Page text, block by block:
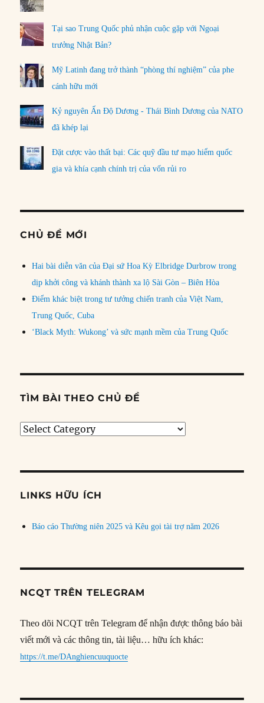
Tại sao Trung Quốc phủ nhận cuộc gặp với Ngoại
trưởng Nhật Bản?
Mỹ Latinh đang trở thành “phòng thí nghiệm” của phe
cánh hữu mới
Kỷ nguyên Ấn Độ Dương - Thái Bình Dương của NATO
đã khép lại
Đặt cược vào thất bại: Các quỹ đầu tư mạo hiểm quốc
gia và khía cạnh chính trị của vốn rủi ro
CHỦ ĐỀ MỚI
Hai bài diễn văn của Đại sứ Hoa Kỳ Elbridge Durbrow trong
dịp khởi công và khánh thành xa lộ Sài Gòn – Biên Hòa
Điểm khác biệt trong tư tưởng chiến tranh của Việt Nam,
Trung Quốc, Cuba
‘Black Myth: Wukong’ và sức mạnh mềm của Trung Quốc
TÌM BÀI THEO CHỦ ĐỀ
Tìm
đề
LINKS HỮU ÍCH
Báo cáo Thường niên 2025 và Kêu gọi tài trợ năm 2026
NCQT TRÊN TELEGRAM
Theo dõi NCQT trên Telegram để nhận được thông báo bài
viết mới và các thông tin, tài liệu… hữu ích khác:
https://t.me/DAnghiencuuquocte